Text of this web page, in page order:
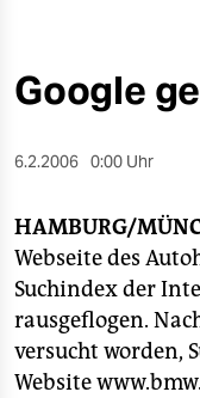
öko
sport
berlin
nord
Google
6.2.2006 0:00 Uhr
HAMBURG/
Webseite des
Suchindex der
rausgeflogen.
versucht worden,
Website